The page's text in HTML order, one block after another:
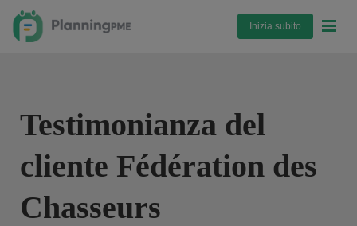
Inizia subito
Testimonianza del
cliente Fédération des
Chasseurs